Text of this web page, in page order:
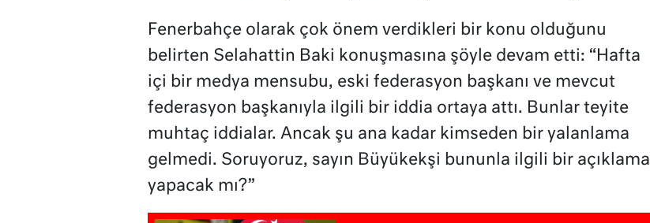
Fenerbahçe olarak çok önem verdikleri bir konu olduğunu
belirten Selahattin Baki konuşmasına şöyle devam etti: “Hafta
içi bir medya mensubu, eski federasyon başkanı ve mevcut
federasyon başkanıyla ilgili bir iddia ortaya attı. Bunlar teyite
muhtaç iddialar. Ancak şu ana kadar kimseden bir yalanlama
gelmedi. Soruyoruz, sayın Büyükekşi bununla ilgili bir açıklama
yapacak mı?”